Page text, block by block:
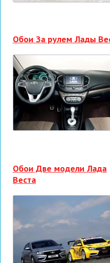
Обои За рулем Лады
Обои Две модели Лада
Веста